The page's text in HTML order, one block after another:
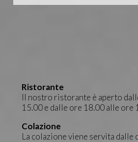
Ristorante
Il nostro ristorante è aperto
15.00 e dalle ore 18.00 alle ore
Colazione
La colazione viene servita dalle